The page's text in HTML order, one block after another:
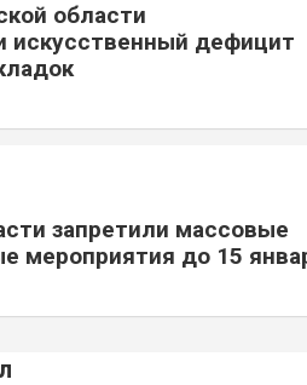
области
искусственный дефицит
запретили массовые
мероприятия до 15